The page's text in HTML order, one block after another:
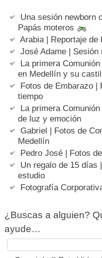
Una sesión newborn
Papás moteros
Arabia | Reportaje de
José Adame |
La primera
en Medellín y su
Fotos de Embarazo |
tiempo
La primera
de luz y emoción
Gabriel | Fotos de
Medellín
Pedro José | Fotos
Un regalo de 15 días
estudio
Fotografía
¿Buscas a alguien?
ayude…